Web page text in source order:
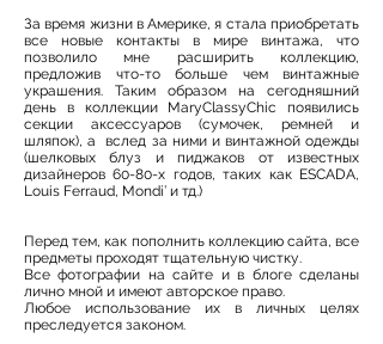
За время жизни в Америке, я стала приобретать
все новые контакты в мире винтажа, что
позволило мне расширить коллекцию,
предложив что-то больше чем винтажные
украшения. Таким образом на сегодняшний
день в коллекции MaryClassyChic появились
секции аксессуаров (сумочек, ремней и
шляпок), а вслед за ними и винтажной одежды
(шелковых блуз и пиджаков от известных
дизайнеров 60-80-х годов, таких как ESCADA,
Louis Ferraud, Mondi’ и тд.)
Перед тем, как пополнить коллекцию сайта, все
предметы проходят тщательную чистку.
Все фотографии на сайте и в блоге сделаны
лично мной и имеют авторское право.
Любое использование их в личных целях
преследуется законом.